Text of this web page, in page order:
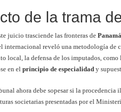
de la trama
juicio trasciende las fronteras de Panamá
internacional reveló una metodología de
local, la defensa de los imputados, como
en el principio de especialidad y
ahora debe sopesar si la
societarias presentadas por el